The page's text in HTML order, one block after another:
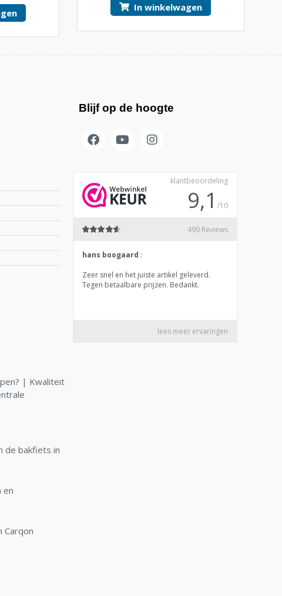
In winkelwagen
| Kwaliteit
de bakfiets in
en
Carqon
Blijf op de hoogte